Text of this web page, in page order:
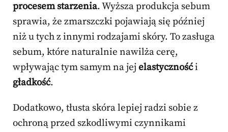
procesem starzenia. Wyższa produkcja sebum
sprawia, że zmarszczki pojawiają się później
niż u tych z innymi rodzajami skóry. To zasługa
sebum, które naturalnie nawilża cerę,
wpływając tym samym na jejelastycznośći
gładkość.
Dodatkowo, tłusta skóra lepiej radzi sobie z
ochroną przed szkodliwymi czynnikami